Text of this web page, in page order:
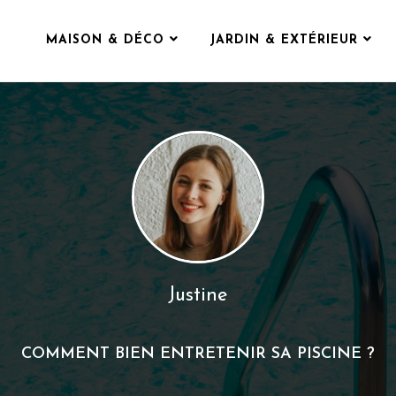
MAISON & DÉCO JARDIN & EXTÉRIEUR
Justine
COMMENT BIEN ENTRETENIR SA PISCINE ?